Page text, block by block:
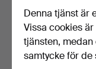
FLINTLÅSPISTOLER,
Ottomanska/
7 dagar
Denna tjänst är
Vissa cookies
tjänsten,
samtycke för de